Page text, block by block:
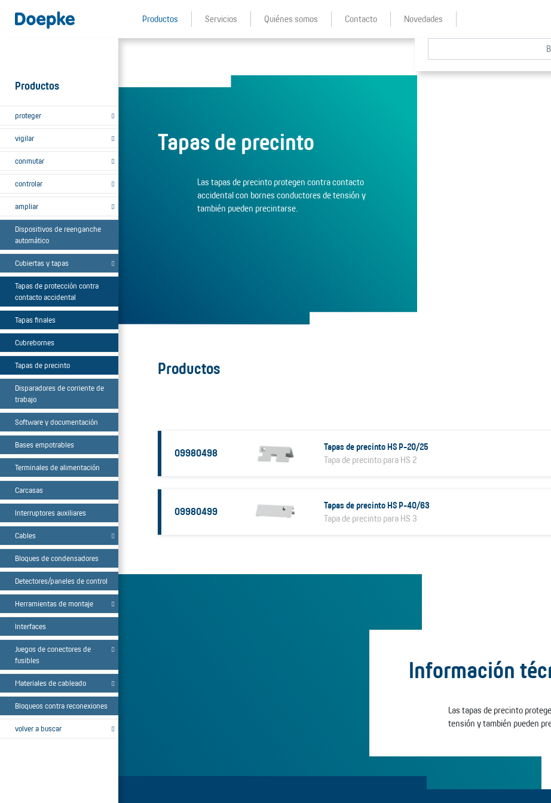
Productos Servicios Quiénes somos Contacto Novedades
Productos
proteger
vigilar
conmutar
controlar
ampliar
Dispositivos de reenganche
automático
Cubiertas y tapas
Tapas de protección contra
contacto accidental
Tapas finales
Cubrebornes
Tapas de precinto
Disparadores de corriente de
trabajo
Software y documentación
Bases empotrables
Terminales de alimentación
Carcasas
Interruptores auxiliares
Cables
Bloques de condensadores
Detectores/paneles de control
Herramientas de montaje
Interfaces
Juegos de conectores de
fusibles
Materiales de cableado
Bloqueos contra reconexiones
volver a buscar
Tapas de precinto
Las tapas de precinto protegen contra contacto
accidental con bornes conductores de tensión y
también pueden precintarse.
Productos
09980498
Tapas de precinto HS P-20/25
Tapa de precinto para HS 2
09980499
Tapas de precinto HS P-40/63
Tapa de precinto para HS 3
Información
Las tapas de precinto
tensión y también pueden